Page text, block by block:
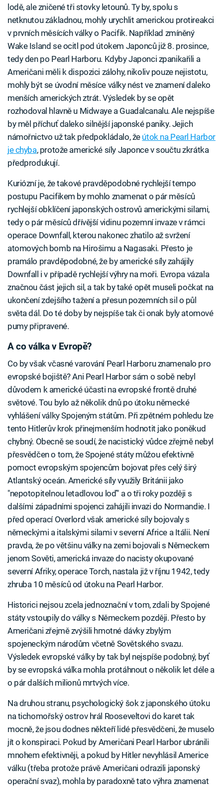
lodě, ale zničené tři stovky letounů. Ty by, spolu s
netknutou základnou, mohly urychlit americkou protireakci
v prvních měsících války o Pacifik. Například zmíněný
Wake Island se ocitl pod útokem Japonců již 8. prosince,
tedy den po Pearl Harboru. Kdyby Japonci zpanikařili a
Američani měli k dispozici zálohy, nikoliv pouze nejistotu,
mohly být se úvodní měsíce války nést ve znamení daleko
menších amerických ztrát. Výsledek by se opět
rozhodoval hlavně u Midwaye a Guadalcanalu. Ale nejspíše
by měl příchuť daleko silnější japonské paniky. Jejich
námořnictvo už tak předpokládalo, že útok na Pearl Harbor
je chyba, protože americké síly Japonce v součtu zkrátka
předprodukují.
Kuriózní je, že takové pravděpodobné rychlejší tempo
postupu Pacifikem by mohlo znamenat o pár měsíců
rychlejší obklíčení japonských ostrovů americkými silami,
tedy o pár měsíců dřívější vidinu pozemní invaze v rámci
operace Downfall, kterou nakonec zhatilo až svržení
atomových bomb na Hirošimu a Nagasaki. Přesto je
pramálo pravděpodobné, že by americké síly zahájily
Downfall i v případě rychlejší výhry na moři. Evropa vázala
značnou část jejich sil, a tak by také opět museli počkat na
ukončení zdejšího tažení a přesun pozemních sil o půl
světa dál. Do té doby by nejspíše tak či onak byly atomové
pumy připravené.
A co válka v Evropě?
Co by však včasné varování Pearl Harboru znamenalo pro
evropské bojiště? Ani Pearl Harbor sám o sobě nebyl
důvodem k americké účasti na evropské frontě druhé
světové. Tou bylo až několik dnů po útoku německé
vyhlášení války Spojeným státům. Při zpětném pohledu lze
tento Hitlerův krok přinejmenším hodnotit jako poněkud
chybný. Obecně se soudí, že nacistický vůdce zřejmě nebyl
přesvědčen o tom, že Spojené státy můžou efektivně
pomoct evropským spojencům bojovat přes celý širý
Atlantský oceán. Americké síly využily Británii jako
"nepotopitelnou letadlovou loď" a o tři roky později s
dalšími západními spojenci zahájili invazi do Normandie. I
před operací Overlord však americké síly bojovaly s
německými a italskými silami v severní Africe a Itálii. Není
pravda, že po většinu války na zemi bojovali s Německem
jenom Sověti, americká invaze do nacisty okupované
severní Afriky, operace Torch, nastala již v říjnu 1942, tedy
zhruba 10 měsíců od útoku na Pearl Harbor.
Historici nejsou zcela jednoznační v tom, zdali by Spojené
státy vstoupily do války s Německem později. Přesto by
Američani zřejmě zvýšili hmotné dávky zbylým
spojeneckým národům včetně Sovětského svazu.
Výsledek evropské války by tak byl nejspíše podobný, byť
by se evropská válka mohla protáhnout o několik let déle a
o pár dalších milionů mrtvých více.
Na druhou stranu, psychologický šok z japonského útoku
na tichomořský ostrov hrál Rooseveltovi do karet tak
mocně, že jsou dodnes někteří lidé přesvědčeni, že muselo
jít o konspiraci. Pokud by Američani Pearl Harbor ubránili
mnohem efektivněji, a pokud by Hitler nevyhlásil Americe
válku (třeba protože právě Američani odrazili japonský
operační svaz), mohla by paradoxně tato výhra znamenat